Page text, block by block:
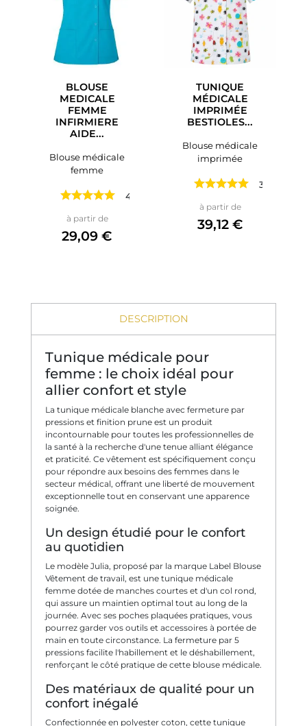
BLOUSE
MEDICALE
FEMME
INFIRMIERE
AIDE...
Blouse médicale
femme
4 avis
à partir dePrix
29,09 €
TUNIQUE
MÉDICALE
IMPRIMÉE
BESTIOLES...
Blouse médicale
imprimée
3 avis
à partir dePrix
39,12 €
DESCRIPTION
Tunique médicale pour
femme : le choix idéal pour
allier confort et style
La tunique médicale blanche avec fermeture par
pressions et finition prune est un produit
incontournable pour toutes les professionnelles de
la santé à la recherche d'une tenue alliant élégance
et praticité. Ce vêtement est spécifiquement conçu
pour répondre aux besoins des femmes dans le
secteur médical, offrant une liberté de mouvement
exceptionnelle tout en conservant une apparence
soignée.
Un design étudié pour le confort
au quotidien
Le modèle Julia, proposé par la marque Label Blouse
Vêtement de travail, est une tunique médicale
femme dotée de manches courtes et d'un col rond,
qui assure un maintien optimal tout au long de la
journée. Avec ses poches plaquées pratiques, vous
pourrez garder vos outils et accessoires à portée de
main en toute circonstance. La fermeture par 5
pressions facilite l'habillement et le déshabillement,
renforçant le côté pratique de cette blouse médicale.
Des matériaux de qualité pour un
confort inégalé
Confectionnée en polyester coton, cette tunique